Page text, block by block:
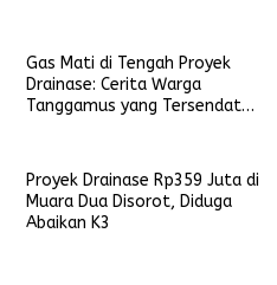
Gas Mati di Tengah Proyek
Drainase: Cerita Warga
Tanggamus yang Tersendat
Proyek Drainase Rp359 Juta di
Muara Dua Disorot, Diduga
Abaikan K3